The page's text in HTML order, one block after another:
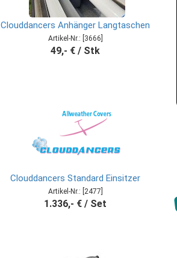
Clouddancers Anhänger Langtaschen
Artikel-Nr.: [3666]
49,- € / Stk
Clouddancers Standard Einsitzer
Artikel-Nr.: [2477]
1.336,- € / Set